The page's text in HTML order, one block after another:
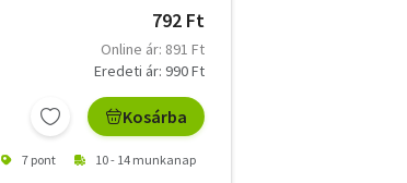
792 Ft
Online ár: 891 Ft
Eredeti ár: 990 Ft
Kosárba
7 pont 10 - 14 munkanap